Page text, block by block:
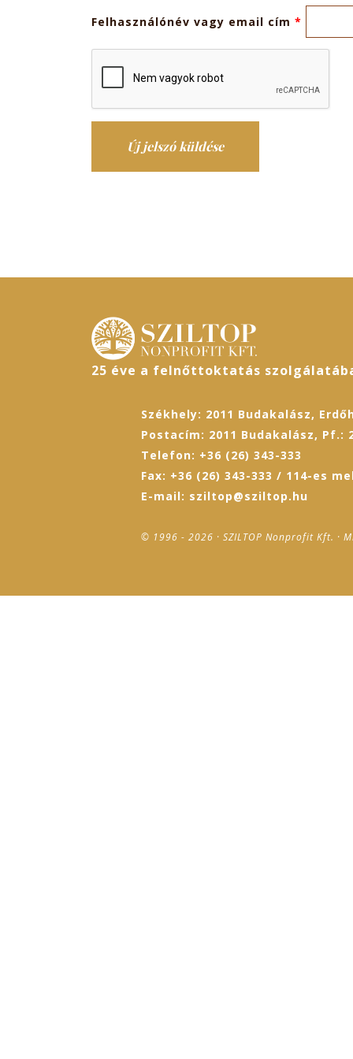
Felhasználónév vagy email cím *
25 éve a felnőttoktatás
Székhely: 2011 Budakalász,
Postacím: 2011 Budakalász, Pf.:
Telefon: +36 (26) 343-333
Fax: +36 (26) 343-333 / 114-es
E-mail: sziltop@sziltop.hu
© 1996 - 2026 · SZILTOP Nonprofit Kft. ·